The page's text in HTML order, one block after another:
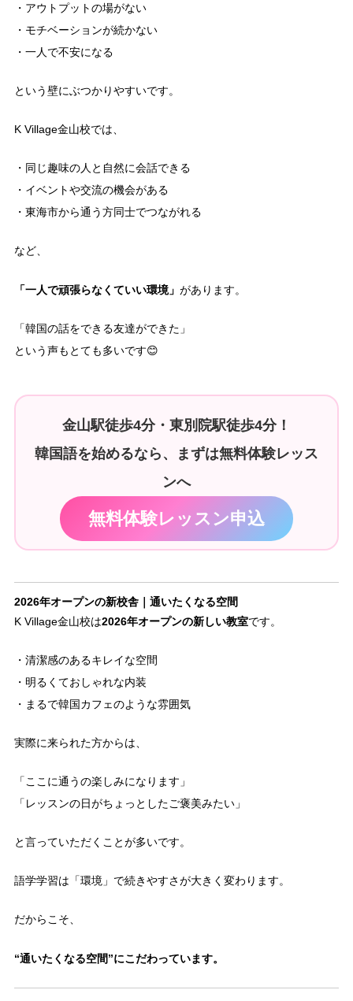
・アウトプットの場がない
・モチベーションが続かない
・一人で不安になる
という壁にぶつかりやすいです。
K Village金山校では、
・同じ趣味の人と自然に会話できる
・イベントや交流の機会がある
・東海市から通う方同士でつながれる
など、
「一人で頑張らなくていい環境」 があります。
「韓国の話をできる友達ができた」
という声もとても多いです😊
金山駅徒歩4分・東別院駅徒歩4分！
韓国語を始めるなら、まずは無料体験レッス
ンへ
無料体験レッスン申込
2026年オープンの新校舎｜通いたくなる空間
K Village金山校は2026年オープンの新しい教室です。
・清潔感のあるキレイな空間
・明るくておしゃれな内装
・まるで韓国カフェのような雰囲気
実際に来られた方からは、
「ここに通うの楽しみになります」
「レッスンの日がちょっとしたご褒美みたい」
と言っていただくことが多いです。
語学学習は「環境」で続きやすさが大きく変わります。
だからこそ、
“通いたくなる空間”にこだわっています。